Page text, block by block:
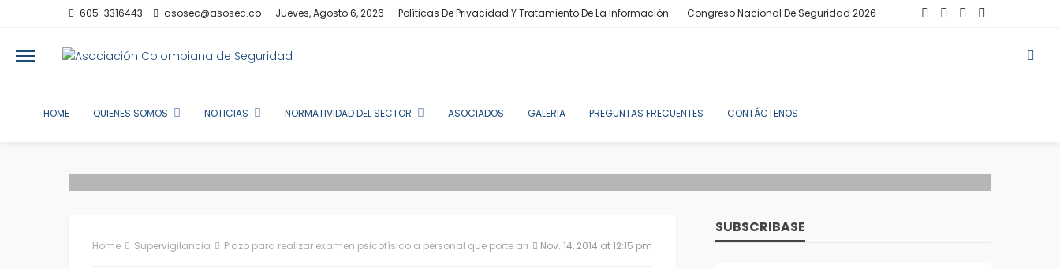
605-3316443 asosec@asosec.co Jueves, Agosto 6, 2026 Políticas De Privacidad Y Tratamiento De La Información Congreso Nacional De Seguridad 2026
HOME QUIENES SOMOS NOTICIAS NORMATIVIDAD DEL SECTOR ASOCIADOS GALERIA PREGUNTAS FRECUENTES CONTÁCTENOS
Home Supervigilancia Plazo para realizar examen psicofísico a personal que porte armas de fuego, hasta diciembre 31
Nov. 14, 2014 at 12:15 pm
SUBSCRIBASE